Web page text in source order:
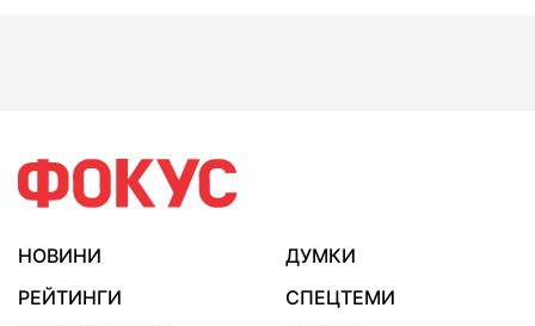
НОВИНИ
ДУМКИ
РЕЙТИНГИ
СПЕЦТЕМИ